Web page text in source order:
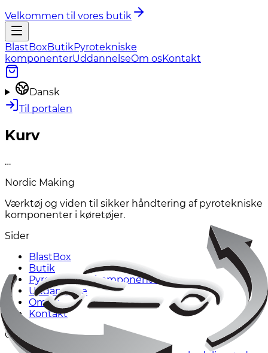
Velkommen til vores butik
BlastBoxButikPyrotekniske
komponenterUddannelseOm osKontakt
Dansk
Til portalen
Kurv
…
Nordic Making
Værktøj og viden til sikker håndtering af pyrotekniske
komponenter i køretøjer.
Sider
BlastBox
Butik
Pyrotekniske komponenter
Uddannelse
Om os
Kontakt
Guider